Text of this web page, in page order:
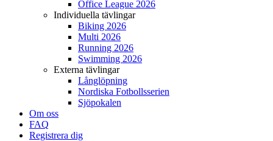
Office League 2026
Individuella tävlingar
Biking 2026
Multi 2026
Running 2026
Swimming 2026
Externa tävlingar
Långlöpning
Nordiska Fotbollsserien
Sjöpokalen
Om oss
FAQ
Registrera dig